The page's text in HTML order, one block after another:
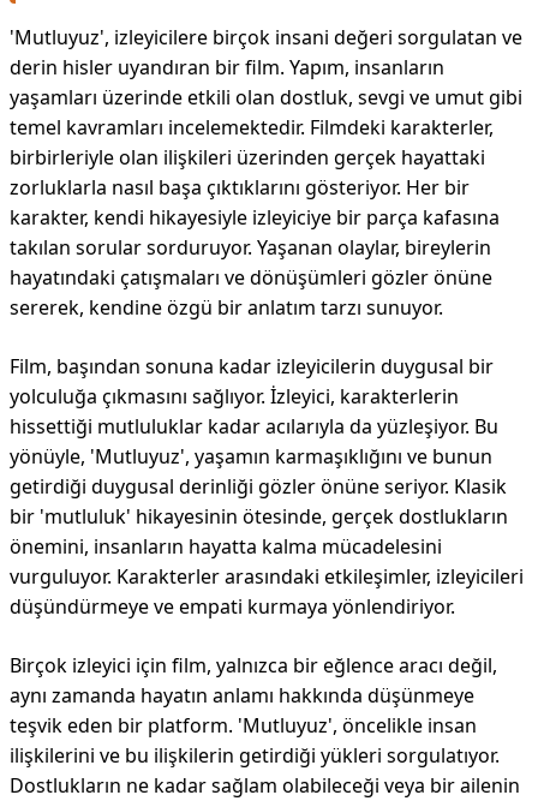
'Mutluyuz', izleyicilere birçok insani değeri sorgulatan ve
derin hisler uyandıran bir film. Yapım, insanların
yaşamları üzerinde etkili olan dostluk, sevgi ve umut gibi
temel kavramları incelemektedir. Filmdeki karakterler,
birbirleriyle olan ilişkileri üzerinden gerçek hayattaki
zorluklarla nasıl başa çıktıklarını gösteriyor. Her bir
karakter, kendi hikayesiyle izleyiciye bir parça kafasına
takılan sorular sorduruyor. Yaşanan olaylar, bireylerin
hayatındaki çatışmaları ve dönüşümleri gözler önüne
sererek, kendine özgü bir anlatım tarzı sunuyor.
Film, başından sonuna kadar izleyicilerin duygusal bir
yolculuğa çıkmasını sağlıyor. İzleyici, karakterlerin
hissettiği mutluluklar kadar acılarıyla da yüzleşiyor. Bu
yönüyle, 'Mutluyuz', yaşamın karmaşıklığını ve bunun
getirdiği duygusal derinliği gözler önüne seriyor. Klasik
bir 'mutluluk' hikayesinin ötesinde, gerçek dostlukların
önemini, insanların hayatta kalma mücadelesini
vurguluyor. Karakterler arasındaki etkileşimler, izleyicileri
düşündürmeye ve empati kurmaya yönlendiriyor.
Birçok izleyici için film, yalnızca bir eğlence aracı değil,
aynı zamanda hayatın anlamı hakkında düşünmeye
teşvik eden bir platform. 'Mutluyuz', öncelikle insan
ilişkilerini ve bu ilişkilerin getirdiği yükleri sorgulatıyor.
Dostlukların ne kadar sağlam olabileceği veya bir ailenin